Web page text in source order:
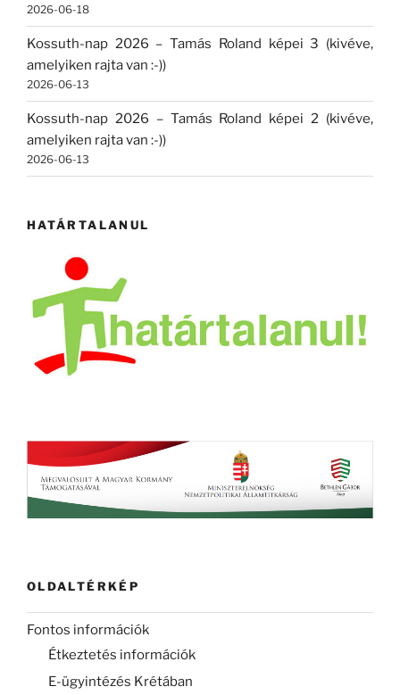
2026-06-18
Kossuth-nap 2026 – Tamás Roland képei 3 (kivéve,
amelyiken rajta van :-))
2026-06-13
Kossuth-nap 2026 – Tamás Roland képei 2 (kivéve,
amelyiken rajta van :-))
2026-06-13
HATÁRTALANUL
OLDALTÉRKÉP
Fontos információk
Étkeztetés információk
E-ügyintézés Krétában